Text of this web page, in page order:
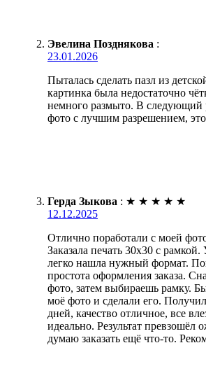
Эвелина Позднякова :
23.01.2026
Пыталась сделать пазл из
картинка была недостаточно
немного размыто. В следующий
фото с лучшим разрешением,
Герда Зыкова : ★ ★ ★ ★ ★
12.12.2025
Отлично поработали с моей
Заказала печать 30х30 с
легко нашла нужный формат.
простота оформления заказа.
фото, затем выбираешь рамку.
моё фото и сделали его.
дней, качество отличное, все
идеально. Результат превзошёл
думаю заказать ещё что-то.